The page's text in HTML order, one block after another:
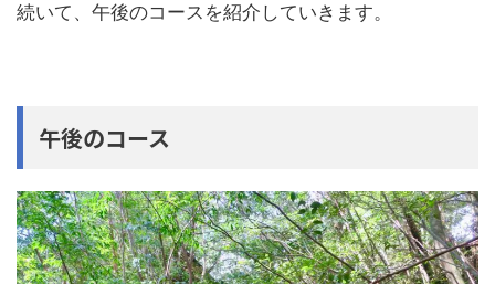
続いて、午後のコースを紹介していきます。
午後のコース